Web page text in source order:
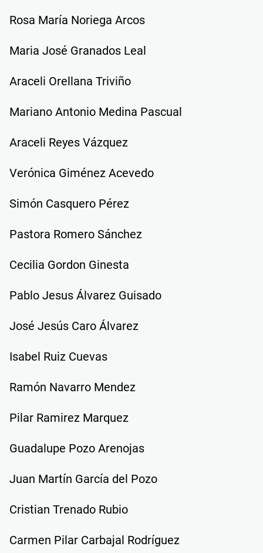
Rosa María Noriega Arcos
Maria José Granados Leal
Araceli Orellana Triviño
Mariano Antonio Medina Pascual
Araceli Reyes Vázquez
Verónica Giménez Acevedo
Simón Casquero Pérez
Pastora Romero Sánchez
Cecilia Gordon Ginesta
Pablo Jesus Álvarez Guisado
José Jesús Caro Álvarez
Isabel Ruiz Cuevas
Ramón Navarro Mendez
Pilar Ramirez Marquez
Guadalupe Pozo Arenojas
Juan Martín García del Pozo
Cristian Trenado Rubio
Carmen Pilar Carbajal Rodríguez